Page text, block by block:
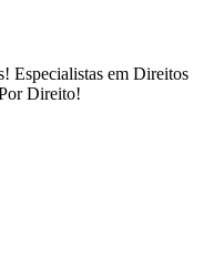
Especialistas em Direitos
Direito!